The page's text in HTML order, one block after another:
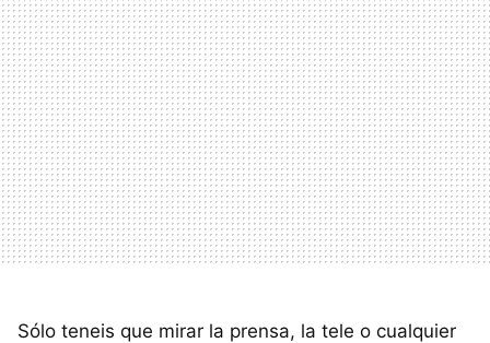
Sólo teneis que mirar la prensa, la tele o cualquier